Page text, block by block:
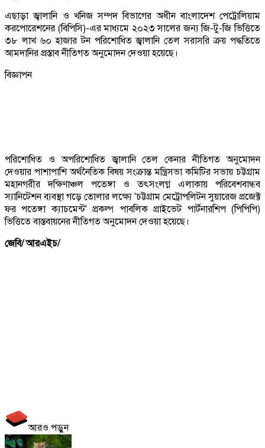
এছাড়া জ্বালানি ও খনিজ সম্পদ বিভাগের অধীন বাংলাদেশ পেট্রোলিয়াম
করপোরেশনের (বিপিসি)-এর মাধ্যমে ২০২৩ সালের জন্য জি-টু-জি ভিত্তিতে
৩৮ লাখ ৬০ হাজার টন পরিশোধিত জ্বালানি তেল সরাসরি ক্রয় পদ্ধতিতে
আমদানির প্রস্তাব নীতিগত অনুমোদন দেওয়া হয়েছে।
বিজ্ঞাপন
পরিশোধিত ও অপরিশোধিত জ্বালানি তেল কেনার নীতিগত অনুমোদন
দেওয়ার পাশাপাশি অর্থনৈতিক বিষয় সংক্রান্ত মন্ত্রিসভা কমিটির সভায় চট্টগ্রাম
মহানগরীর দক্ষিণাঞ্চল পতেঙ্গা ও তৎসংলগ্ন এলাকায় পরিবেশবান্ধব
স্যানিটেশন ব্যবস্থা গড়ে তোলার লক্ষ্যে 'চট্টগ্রাম মেট্রোপলিটন সুয়ারেজ প্রজেক্ট
ফর পতেঙ্গা ক্যাচমেন্ট' প্রকল্প পাবলিক প্রাইভেট পার্টনারশিপ (পিপিপি)
ভিত্তিতে বাস্তবায়নের নীতিগত অনুমোদন দেওয়া হয়েছে।
জেবি/ আরএইচ/
আরও পড়ুন